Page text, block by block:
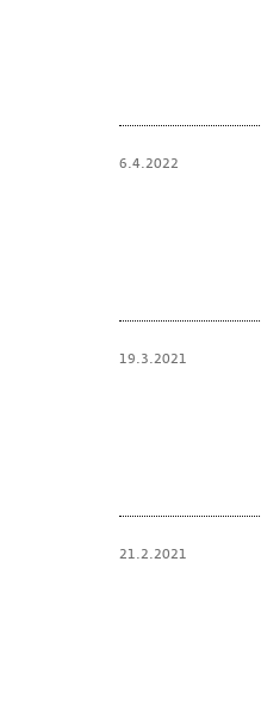
6.4.2022
19.3.2021
21.2.2021